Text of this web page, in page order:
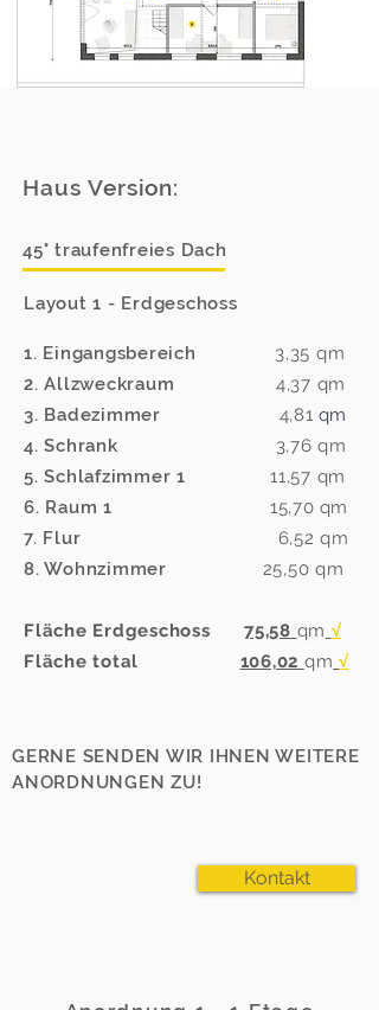
Haus Version:
45° traufenfreies Dach
Layout 1 - Erdgeschoss
1. Eingangsbereich 3,35 qm
2. Allzweckraum 4,37 qm
3. Badezimmer 4,81qm
4. Schrank 3,76 qm
5. Schlafzimmer 1 11,57 qm
6. Raum 1 15,70 qm
7. Flur 6,52 qm
8. Wohnzimmer 25,50 qm
Fläche Erdgeschoss 75,58 qm √
Fläche total 106,02 qm √
GERNE SENDEN WIR IHNEN WEITERE
ANORDNUNGEN ZU!
Kontakt